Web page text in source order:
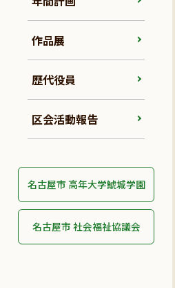
作品展
歴代役員
区会活動報告
名古屋市 高年大学鯱城学園
名古屋市 社会福祉協議会